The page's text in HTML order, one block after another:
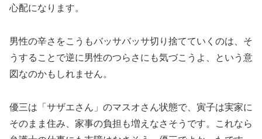
心配になります。
男性の辛さをこうもバッサバッサ切り捨てていくのは、そ
うすることで逆に男性のつらさにも気づこうよ、という意
図なのかもしれません。
優三は「サザエさん」のマスオさん状態で、寅子は実家に
そのまま住み、家事の負担も増えなさそうです。これなら